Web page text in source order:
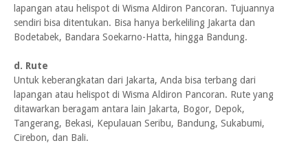
lapangan atau helispot di Wisma Aldiron Pancoran. Tujuannya
sendiri bisa ditentukan. Bisa hanya berkeliling Jakarta dan
Bodetabek, Bandara Soekarno-Hatta, hingga Bandung.
d. Rute
Untuk keberangkatan dari Jakarta, Anda bisa terbang dari
lapangan atau helispot di Wisma Aldiron Pancoran. Rute yang
ditawarkan beragam antara lain Jakarta, Bogor, Depok,
Tangerang, Bekasi, Kepulauan Seribu, Bandung, Sukabumi,
Cirebon, dan Bali.